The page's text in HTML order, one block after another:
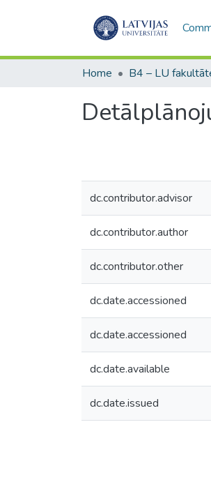
Home
dc.contributor.advisor
dc.contributor.author
dc.contributor.other
dc.date.accessioned
dc.date.accessioned
dc.date.available
dc.date.issued